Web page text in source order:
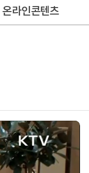
온라인콘텐츠